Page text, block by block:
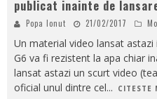
publicat inainte de
Popa Ionut 21/02/2017
Un material video lansat astazi
G6 va fi rezistent la apa chiar
lansat astazi un scurt video
oficial unul dintre cel... CITESTE